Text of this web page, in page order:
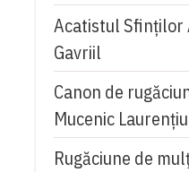
Acatistul Sfinților
Gavriil
Canon de
Mucenic
Rugăciune de